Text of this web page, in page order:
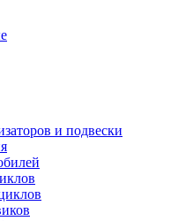
и подвески